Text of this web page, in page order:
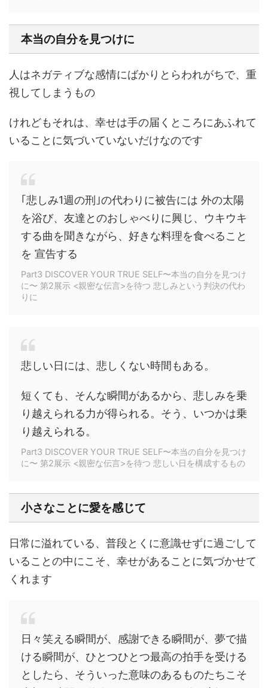
本当の自分を見つけに
人はネガティブな感情にばかりとらわれがちで、重
視してしまうもの
けれどもそれは、幸せは手の届くところにあふれて
いることに気づいていないだけなのです
｢悲しみ1週の刑｣の代わりに被告には 外の太陽
を浴び、友達とのおしゃべりに興じ、ウキウキ
する曲を聞きながら、好きな料理を食べること
を 宣告する
Part3 DISCOVER YOUR TRUE SELF〜本当の自分を見つけ
に〜 第2展示 <親密な伝言>を待つ 悲しみという判決の代わ
りに
悲しい日には、悲しくない時間もある。
短くても、そんな瞬間があるから、悲しみを乗
り越えられる力が得られる。そう、いつかは乗
り越えられる。
Part3 DISCOVER YOUR TRUE SELF〜本当の自分を見つけ
に〜 第2展示 <親密な伝言>を待つ 悲しい日を構成するもの
小さなことに愛を感じて
日常に溢れている、普段とくに意識せずに過ごして
いることの中にこそ、幸せがあることに気づかせて
くれます
日々笑える瞬間が、感謝できる瞬間が、夢で描
ける瞬間が、ひとつひとつ最高の拍手を受ける
としたら、そういった意味のあるものたちこそ